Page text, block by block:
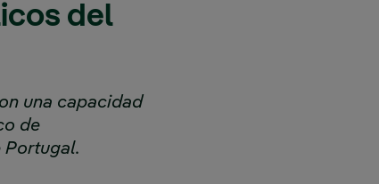
del
una capacidad
de
Portugal.